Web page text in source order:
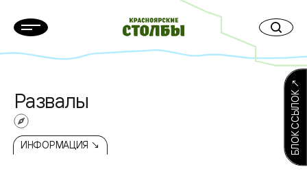
Развалы
ИНФОРМАЦИЯ ↘ БЛОК ССЫЛОК ↗